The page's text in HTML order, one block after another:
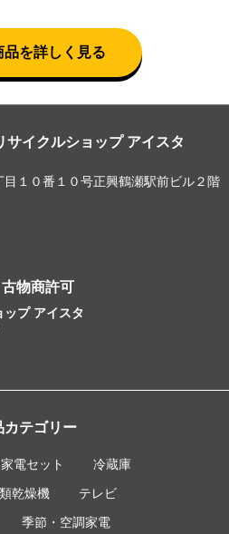
品を詳しく見る
サイクルショップ アイスタ
１０番１０号正興鶴瀬駅前ビル２階
古物商許可
プ アイスタ
カテゴリー
家電セット
冷蔵庫
乾燥機
テレビ
季節・空調家電